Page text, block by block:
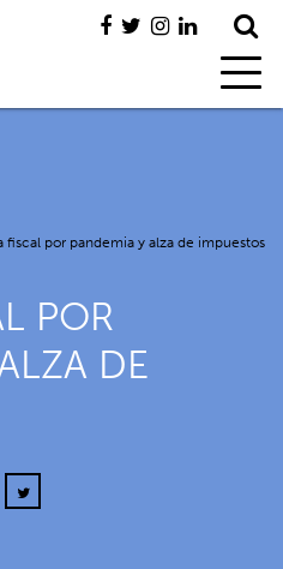
fiscal por pandemia y alza de impuestos
POR
DE